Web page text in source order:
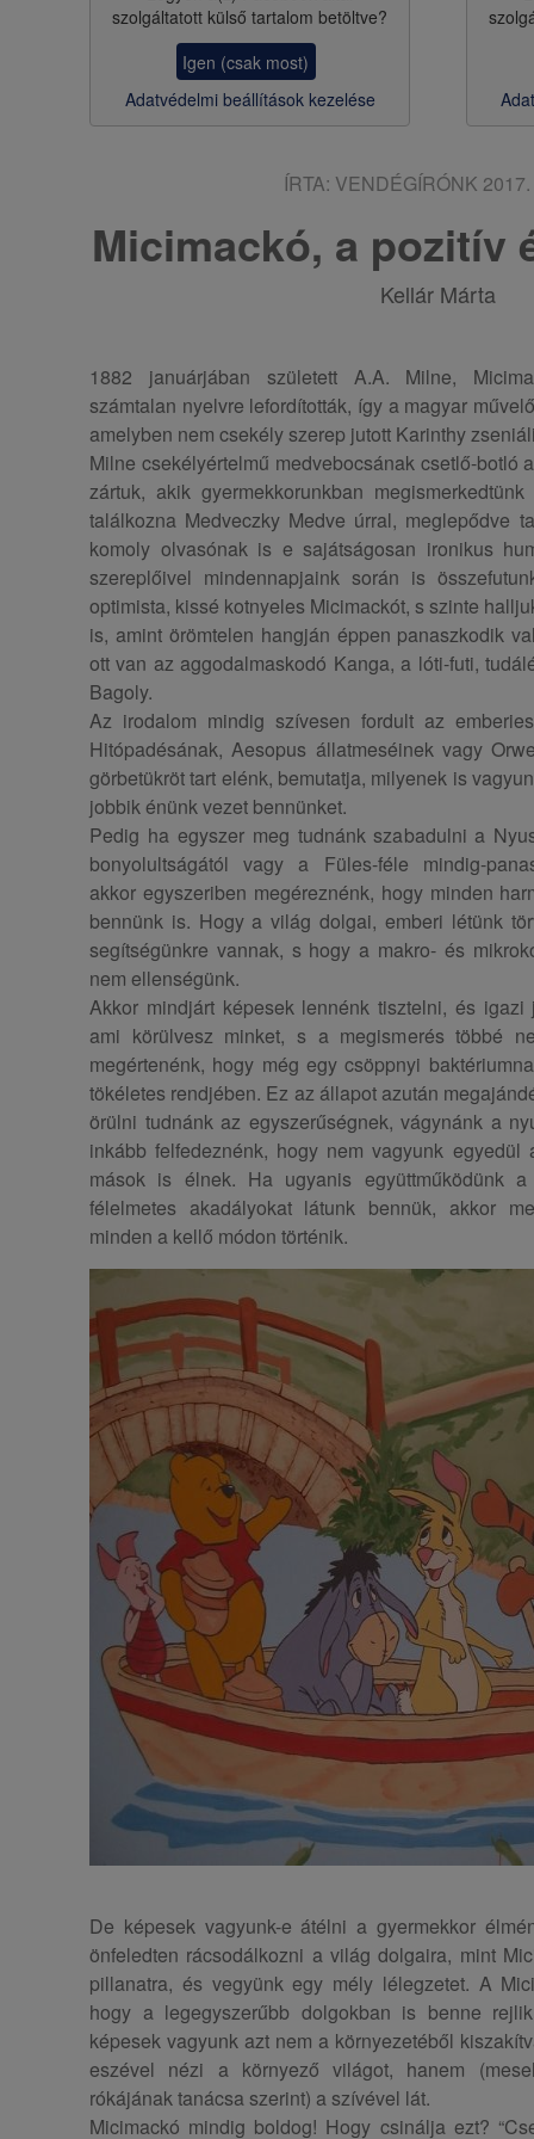
szolgáltatott külső tartalom betöltve?
Igen (csak most)
Adatvédelmi beállítások kezelése
ÍRTA: VENDÉGÍRÓNK
Micimackó, a pozitív
Kellár Márta
1882 januárjában született A.A. Milne,
számtalan nyelvre lefordították, így a magyar
amelyben nem csekély szerep jutott Karinthy
Milne csekélyértelmű medvebocsának csetlő-botló
zártuk, akik gyermekkorunkban
találkozna Medveczky Medve úrral, meglepődve
komoly olvasónak is e sajátságosan ironikus
szereplőivel mindennapjaink során is
optimista, kissé kotnyeles Micimackót, s szinte
is, amint örömtelen hangján éppen panaszkodik
ott van az aggodalmaskodó Kanga, a lóti-futi,
Bagoly.
Az irodalom mindig szívesen fordult az
Hitópadésának, Aesopus állatmeséinek vagy
görbetükröt tart elénk, bemutatja, milyenek is
jobbik énünk vezet bennünket.
Pedig ha egyszer meg tudnánk szabadulni a
bonyolultságától vagy a Füles-féle mindig-
akkor egyszeriben megéreznénk, hogy minden
bennünk is. Hogy a világ dolgai, emberi létünk
segítségünkre vannak, s hogy a makro- és
nem ellenségünk.
Akkor mindjárt képesek lennénk tisztelni, és igazi
ami körülvesz minket, s a megismerés többé
megértenénk, hogy még egy csöppnyi
tökéletes rendjében. Ez az állapot azután
örülni tudnánk az egyszerűségnek, vágynánk a
inkább felfedeznénk, hogy nem vagyunk egyedül
mások is élnek. Ha ugyanis együttműködünk
félelmetes akadályokat látunk bennük, akkor
minden a kellő módon történik.
De képesek vagyunk-e átélni a gyermekkor
önfeledten rácsodálkozni a világ dolgaira, mint
pillanatra, és vegyünk egy mély lélegzetet. A
hogy a legegyszerűbb dolgokban is benne
képesek vagyunk azt nem a környezetéből
eszével nézi a környező világot, hanem
rókájának tanácsa szerint) a szívével lát.
Micimackó mindig boldog! Hogy csinálja ezt?